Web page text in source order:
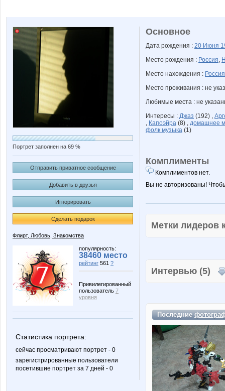
Портрет заполнен на 69 %
Отправить приватное сообщение
Добавить в друзья
Игнорировать
Сделать подарок
Флирт, Любовь, Знакомства
популярность:
38460 место
рейтинг 561 ?
Привилегированный
пользователь 7
уровня
Статистика портрета:
сейчас просматривают портрет - 0
зарегистрированные пользователи
посетившие портрет за 7 дней - 0
Основное
Дата рождения : 20 Июня
Место рождения : Россия,
Место нахождения : Россия
Место проживания : не
Любимые места : не
Интересы : Джаз (192) ,
, Капоэйра (8) , домашнее
фолк музыка (1)
Комплименты
Комплиментов нет.
Вы не авторизованы!
Метки
Интервью (5)
Последние